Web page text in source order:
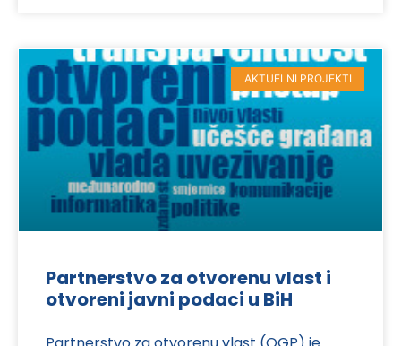
AKTUELNI PROJEKTI
Partnerstvo za otvorenu vlast i
otvoreni javni podaci u BiH